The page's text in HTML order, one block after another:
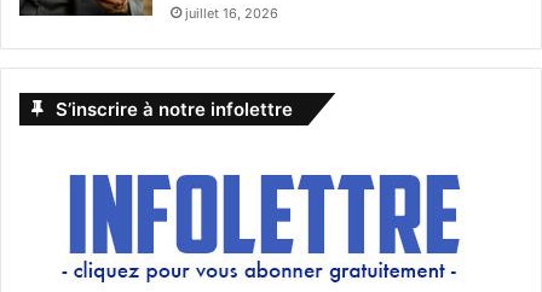
L’histoire d’Abby Johnson, une jeune directrice de
Planning Familial au Texas, qui a rejoint les « pro-vie »
Un film de Chuck Konzelman et Cary Solomon avec Ashley
Bratcher, Brooks Ryan.
[ot-video type= »youtube »
juillet 16, 2026
S’inscrire à notre infolettre